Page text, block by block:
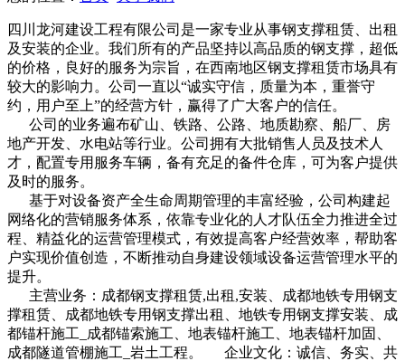
四川龙河建设工程有限公司是一家专业从事钢支撑租赁、出租
及安装的企业。我们所有的产品坚持以高品质的钢支撑，超低
的价格，良好的服务为宗旨，在西南地区钢支撑租赁市场具有
较大的影响力。公司一直以“诚实守信，质量为本，重誉守
约，用户至上”的经营方针，赢得了广大客户的信任。
公司的业务遍布矿山、铁路、公路、地质勘察、船厂、房
地产开发、水电站等行业。公司拥有大批销售人员及技术人
才，配置专用服务车辆，备有充足的备件仓库，可为客户提供
及时的服务。
基于对设备资产全生命周期管理的丰富经验，公司构建起
网络化的营销服务体系，依靠专业化的人才队伍全力推进全过
程、精益化的运营管理模式，有效提高客户经营效率，帮助客
户实现价值创造，不断推动自身建设领域设备运营管理水平的
提升。
主营业务：成都钢支撑租赁,出租,安装、成都地铁专用钢支
撑租赁、成都地铁专用钢支撑出租、地铁专用钢支撑安装、成
都锚杆施工_成都锚索施工、地表锚杆施工、地表锚杆加固、
成都隧道管棚施工_岩土工程。 企业文化：诚信、务实、共